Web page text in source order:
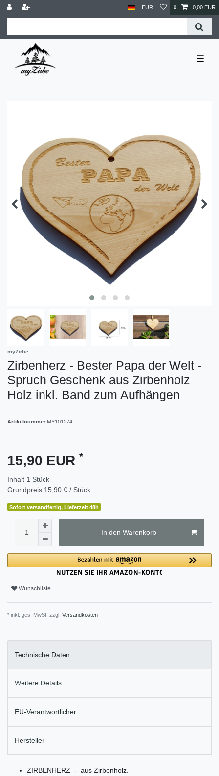
EUR 0 0,00 EUR
☰
myZirbe
Zirbenherz - Bester Papa der Welt -
Spruch Geschenk aus Zirbenholz
Holz inkl. Band zum Aufhängen
Artikelnummer MY101274
15,90 EUR *
Inhalt 1 Stück
Grundpreis 15,90 € / Stück
Sofort versandfertig, Lieferzeit 48h
In den Warenkorb
Wunschliste
* inkl. ges. MwSt. zzgl. Versandkosten
Technische Daten
Weitere Details
EU-Verantwortlicher
Hersteller
ZIRBENHERZ - aus Zirbenholz.